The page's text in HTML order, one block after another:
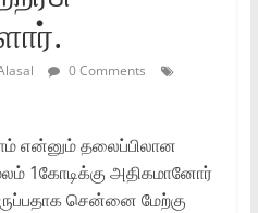
0 Comments
என்னும் தலைப்பிலான
1கோடிக்கு அதிகமானோர்
சென்னை மேற்கு